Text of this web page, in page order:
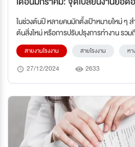
ในช่วงต้นปี หลายคนมักตั้งเป้าหมายใหม่ ๆ ส
ต้นสิ่งใหม่ หรือการปรับปรุงการทำงาน รวม
คนในอุตสาหกรรมโรงงานอาจจะรู้สึกว่าเดือ
ที่สุดในการหางานใหม่ แล้วทำไมชาวโรงงาน
สายงานโรงงาน สายโรงงาน หา
27/12/2024 2633